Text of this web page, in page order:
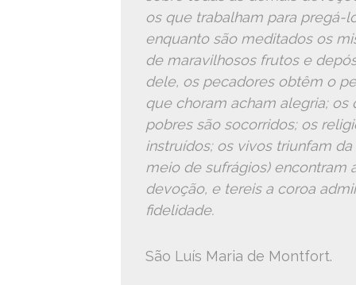
os que trabalham para pregá-
enquanto são meditados os
de maravilhosos frutos e
dele, os pecadores obtêm o
que choram acham alegria; os
pobres são socorridos; os
instruídos; os vivos triunfam
meio de sufrágios) encontram
devoção, e tereis a coroa
fidelidade.
São Luís Maria de Montfort.